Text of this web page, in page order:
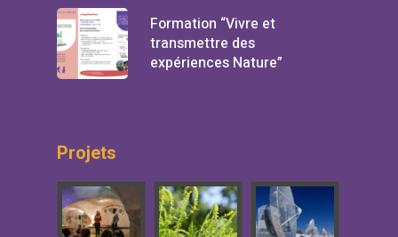
Formation “Vivre et
transmettre des
expériences Nature”
Projets